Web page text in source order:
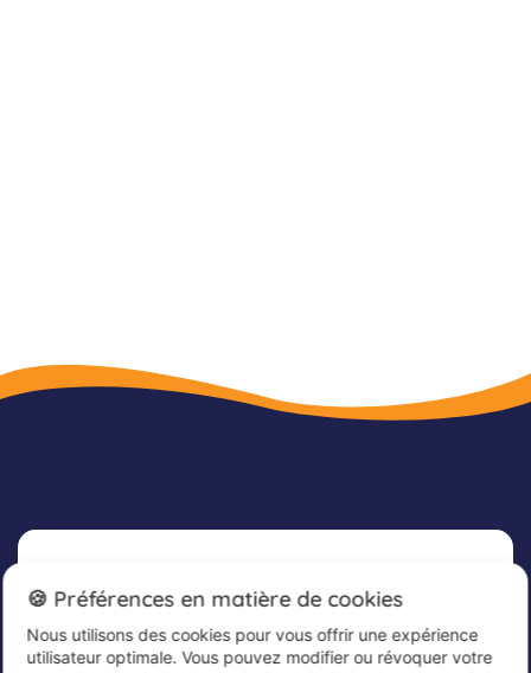
Newsletter
Inscrivez-vous dès maintenant à notre
newsletter afin de rester informé et de recevoir
🍪 Préférences en matière de cookies
Nous utilisons des cookies pour vous offrir une expérience
utilisateur optimale. Vous pouvez modifier ou révoquer votre